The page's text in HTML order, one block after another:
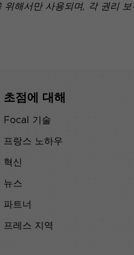
해서만 사용되며, 각 권리
초점에 대해
Focal 기술
프랑스 노하우
혁신
뉴스
파트너
프레스 지역